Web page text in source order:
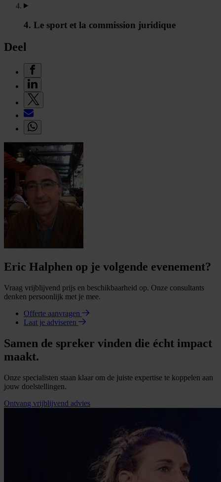
4. Le sport et la commission juridique
Deel
Eric Halphen op je volgende evenement?
Vraag vrijblijvend prijs en beschikbaarheid op. Onze consultants
denken persoonlijk met je mee.
Offerte aanvragen
Laat je adviseren
Samen de spreker vinden die écht impact
maakt.
Onze specialisten staan klaar om de juiste expertise te koppelen aan
jouw doelstellingen.
Ontvang vrijblijvend advies